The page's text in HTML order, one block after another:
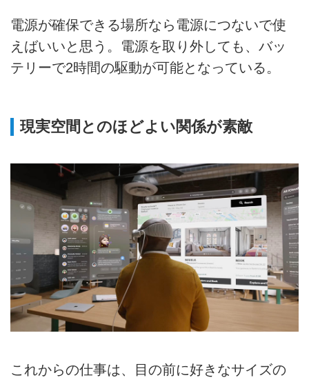
電源が確保できる場所なら電源につないで使
えばいいと思う。電源を取り外しても、バッ
テリーで2時間の駆動が可能となっている。
現実空間とのほどよい関係が素敵
これからの仕事は、目の前に好きなサイズの